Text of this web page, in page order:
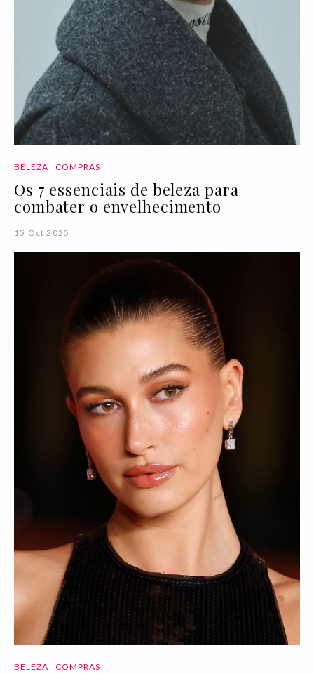
BELEZA COMPRAS
Os 7 essenciais de beleza para
combater o envelhecimento
15 Oct 2025
BELEZA COMPRAS